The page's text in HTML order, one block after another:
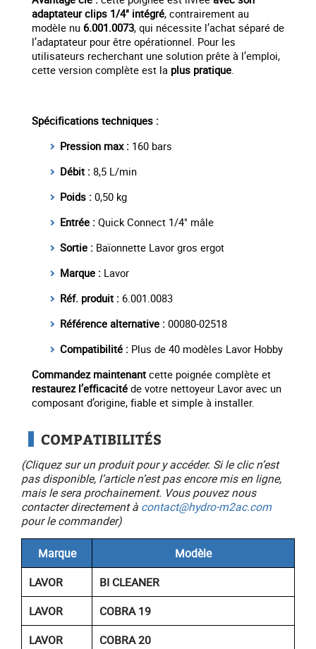
adaptateur clips 1/4" intégré, contrairement au
modèle nu 6.001.0073, qui nécessite l’achat séparé de
l’adaptateur pour être opérationnel. Pour les
utilisateurs recherchant une solution prête à l’emploi,
cette version complète est la plus pratique.
Spécifications techniques :
Pression max : 160 bars
Débit : 8,5 L/min
Poids : 0,50 kg
Entrée : Quick Connect 1/4" mâle
Sortie : Baïonnette Lavor gros ergot
Marque : Lavor
Réf. produit : 6.001.0083
Référence alternative : 00080-02518
Compatibilité : Plus de 40 modèles Lavor Hobby
Commandez maintenant cette poignée complète et
restaurez l’efficacité de votre nettoyeur Lavor avec un
composant d’origine, fiable et simple à installer.
COMPATIBILITÉS
(Cliquez sur un produit pour y accéder. Si le clic n’est
pas disponible, l’article n’est pas encore mis en ligne,
mais le sera prochainement. Vous pouvez nous
contacter directement à contact@hydro-m2ac.com
pour le commander)
Marque
Modèle
LAVOR
BI CLEANER
LAVOR
COBRA 19
LAVOR
COBRA 20